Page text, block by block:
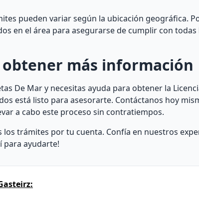
pueden variar según la ubicación geográfica.
en el área para asegurarse de cumplir con todas
más información
De Mar y necesitas ayuda para obtener la
está listo para asesorarte. Contáctanos hoy
a cabo este proceso sin contratiempos.
trámites por tu cuenta. Confía en nuestros
para ayudarte!